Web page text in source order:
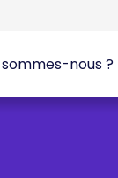
sommes-nous ?